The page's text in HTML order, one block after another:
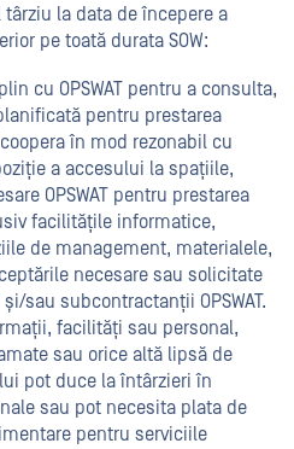
la data de începere a
pe toată durata SOW:
cu OPSWAT pentru a consulta,
pentru prestarea
în mod rezonabil cu
a accesului la spațiile,
OPSWAT pentru prestarea
facilitățile informatice,
de management, materialele,
necesare sau solicitate
sau subcontractanții OPSWAT.
facilități sau personal,
sau orice altă lipsă de
pot duce la întârzieri în
sau pot necesita plata de
pentru serviciile